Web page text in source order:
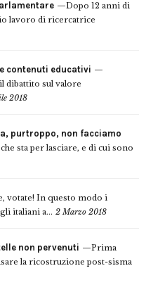
Dopo 12 anni di
lavoro di ricercatrice
contenuti educativi
dibattito sul valore
2018
purtroppo, non facciamo
sta per lasciare, e di cui sono
votate! In questo modo i
italiani a... 2 Marzo 2018
non pervenuti
Prima
la ricostruzione post-sisma